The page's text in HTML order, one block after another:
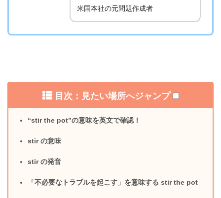
米国本社の元問題作成者
目次：見たい場所へジャンプ
“stir the pot”の意味を英文で確認！
stir の意味
stir の発音
「不必要なトラブルを起こす」を意味する stir the pot